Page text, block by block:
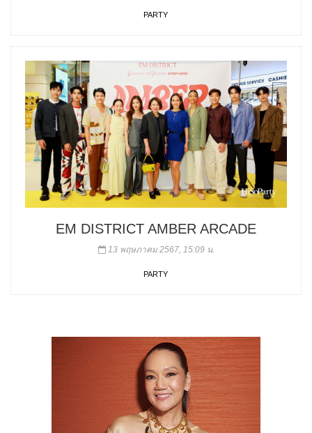
PARTY
EM DISTRICT AMBER ARCADE
13 พฤษภาคม 2567, 15:09 น.
PARTY